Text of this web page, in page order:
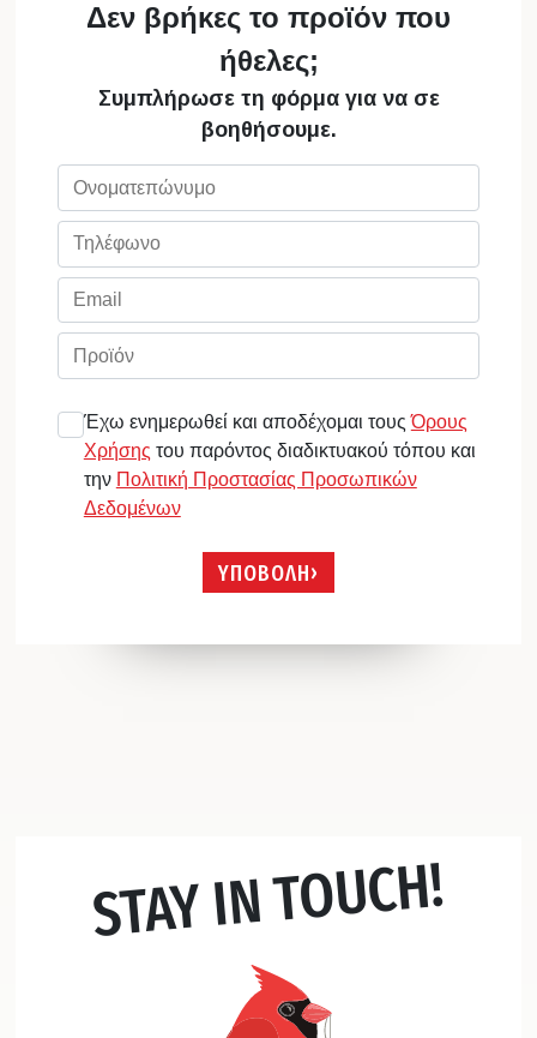
Δεν βρήκες το προϊόν που
ήθελες;
Συμπλήρωσε τη φόρμα για να σε
βοηθήσουμε.
Έχω ενημερωθεί και αποδέχομαι τουςΌρους
Χρήσης του παρόντος διαδικτυακού τόπου και
την Πολιτική Προστασίας Προσωπικών
Δεδομένων
ΥΠΟΒΟΛΗ
STAY IN TOUCH!